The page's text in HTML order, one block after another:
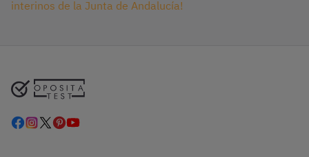
interinos de la Junta de Andalucía!